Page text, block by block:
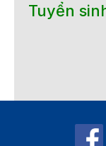
Tuyển